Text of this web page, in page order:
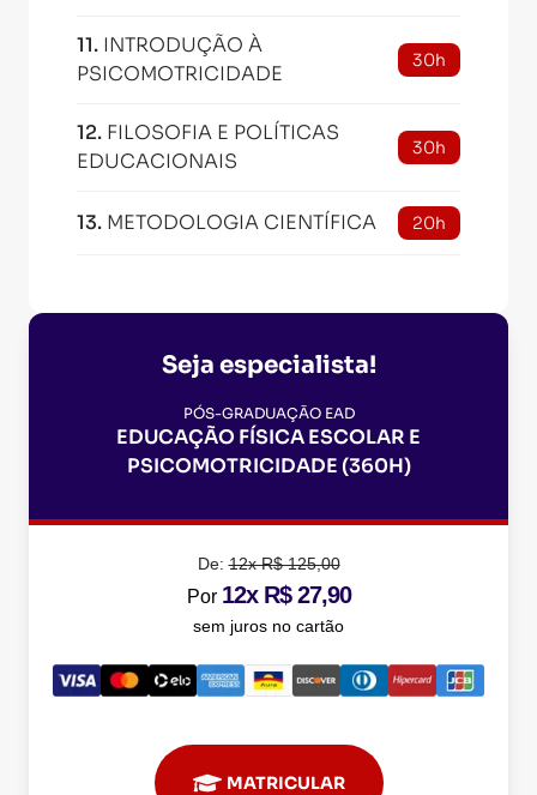
11. INTRODUÇÃO À
PSICOMOTRICIDADE
30h
12. FILOSOFIA E POLÍTICAS
EDUCACIONAIS
30h
13. METODOLOGIA CIENTÍFICA 20h
Seja especialista!
PÓS-GRADUAÇÃO EAD
EDUCAÇÃO FÍSICA ESCOLAR E
PSICOMOTRICIDADE (360H)
De:12x R$ 125,00
Por 12x R$ 27,90
sem juros no cartão
MATRICULAR